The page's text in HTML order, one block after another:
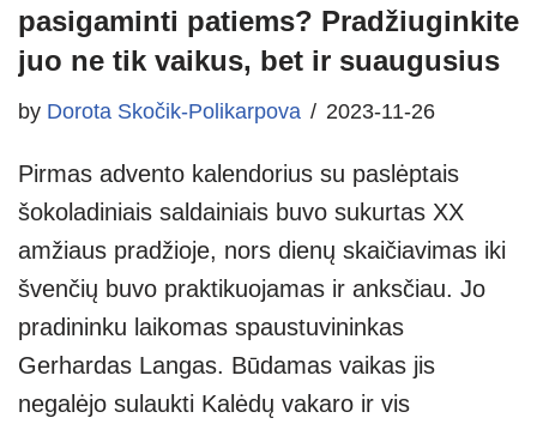
pasigaminti patiems? Pradžiuginkite
juo ne tik vaikus, bet ir suaugusius
by Dorota Skočik-Polikarpova 2023-11-26
Pirmas advento kalendorius su paslėptais
šokoladiniais saldainiais buvo sukurtas XX
amžiaus pradžioje, nors dienų skaičiavimas iki
švenčių buvo praktikuojamas ir anksčiau. Jo
pradininku laikomas spaustuvininkas
Gerhardas Langas. Būdamas vaikas jis
negalėjo sulaukti Kalėdų vakaro ir vis